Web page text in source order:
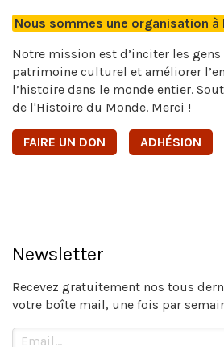
Nous sommes une organisation
Notre mission est d’inciter les gens
patrimoine culturel et améliorer
l’histoire dans le monde entier.
de l'Histoire du Monde. Merci !
FAIRE UN DON ADHÉSION
Newsletter
Recevez gratuitement nos tous
votre boîte mail, une fois par